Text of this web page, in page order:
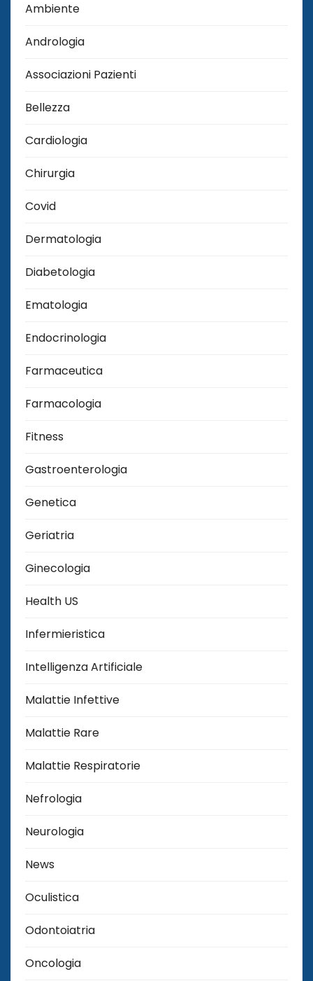
Ambiente
Andrologia
Associazioni Pazienti
Bellezza
Cardiologia
Chirurgia
Covid
Dermatologia
Diabetologia
Ematologia
Endocrinologia
Farmaceutica
Farmacologia
Fitness
Gastroenterologia
Genetica
Geriatria
Ginecologia
Health US
Infermieristica
Intelligenza Artificiale
Malattie Infettive
Malattie Rare
Malattie Respiratorie
Nefrologia
Neurologia
News
Oculistica
Odontoiatria
Oncologia